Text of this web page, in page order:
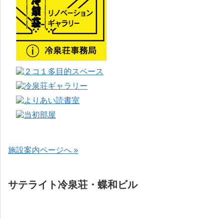
施設案内ページへ »
サテライト冷泉荘・蝶和ビル